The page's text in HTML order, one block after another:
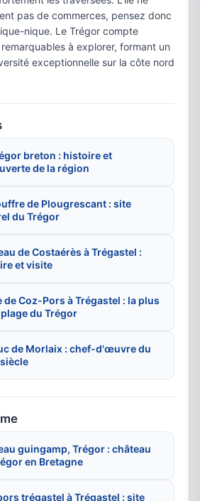
pas de commerces, pensez donc
nique. Le Trégor compte
à explorer, formant un
exceptionnelle sur la côte nord
breton : histoire et
de la région
de Plougrescant : site
du Trégor
de Costaérès à Trégastel :
et visite
de Coz-Pors à Trégastel : la plus
du Trégor
de Morlaix : chef-d'œuvre du
guingamp, Trégor : château
en Bretagne
trégastel à Trégastel : site